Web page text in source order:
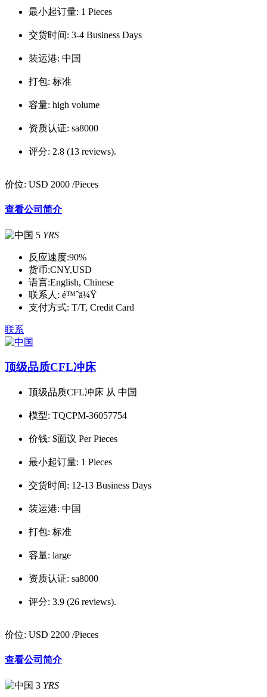
最小起订量: 1 Pieces
交货时间: 3-4 Business Days
装运港: 中国
打包: 标准
容量: high volume
资质认证: sa8000
评分: 2.8 (13 reviews).
价位: USD 2000 /Pieces
查看公司简介
5 YRS
反应速度:90%
货币:CNY,USD
语言:English, Chinese
联系人: é™ˆä¼Ÿ
支付方式: T/T, Credit Card
联系
顶级品质CFL冲床
顶级品质CFL冲床 从 中国
模型: TQCPM-36057754
价钱: $面议 Per Pieces
最小起订量: 1 Pieces
交货时间: 12-13 Business Days
装运港: 中国
打包: 标准
容量: large
资质认证: sa8000
评分: 3.9 (26 reviews).
价位: USD 2200 /Pieces
查看公司简介
3 YRS